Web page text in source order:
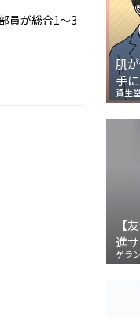
員が総合1～3
肌
手
資生
【
進
ゲラン